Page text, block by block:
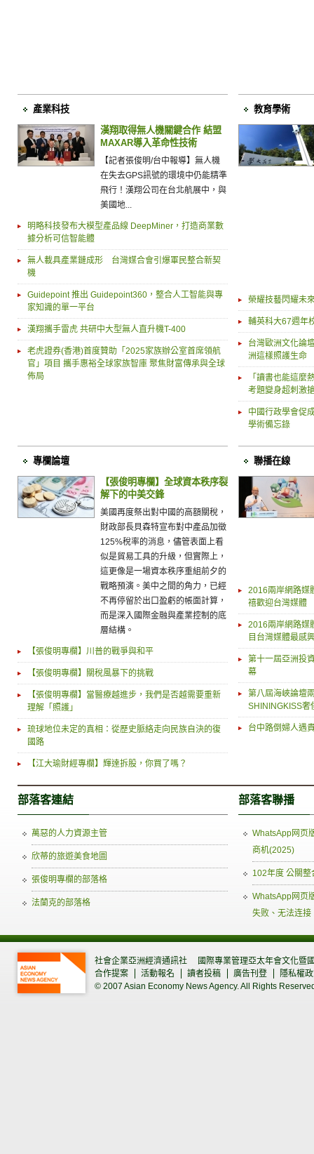
產業科技
漢翔取得無人機關鍵合作 結盟
MAXAR導入革命性技術
【記者張俊明/台中報導】無人機
在失去GPS訊號的環境中仍能精準
飛行！漢翔公司在台北航展中，與
美國地...
明略科技發布大模型產品線 DeepMiner，打造商業數
據分析可信智能體
無人載具產業鏈成形 台灣媒合會引爆軍民整合新契
機
Guidepoint 推出 Guidepoint360，整合人工智能與專
家知識的單一平台
漢翔攜手雷虎 共研中大型無人直升機T-400
老虎證券(香港)首度贊助「2025家族辦公室首席領航
官」項目 攜手惠裕全球家族智庫 聚焦財富傳承與全球
佈局
教育學術
榮耀技藝閃耀未
輔英科大67週年
台灣歐洲文化論
洲這樣照護生命
「讀書也能這麼
考題變身超刺激
中國行政學會促
學術備忘錄
專欄論壇
【張俊明專欄】全球資本秩序裂
解下的中美交鋒
美國再度祭出對中國的高額關稅，
財政部長貝森特宣布對中產品加徵
125%稅率的消息，儘管表面上看
似是貿易工具的升級，但實際上，
這更像是一場資本秩序重組前夕的
戰略預演。美中之間的角力，已經
不再停留於出口盈虧的帳面計算，
而是深入國際金融與產業控制的底
層結構。
【張俊明專欄】川普的戰爭與和平
【張俊明專欄】關稅風暴下的挑戰
【張俊明專欄】當醫療越進步，我們是否越需要重新
理解「照護」
琉球地位未定的真相：從歷史脈絡走向民族自決的復
國路
【江大瑜財經專欄】輝達拆股，你買了嗎？
聯播在線
2016兩岸網路媒
禧歡迎台灣媒體
2016兩岸網路媒
目台灣媒體最感
第十一屆亞洲投
幕
第八屆海峽論壇
SHININGKISS奢
台中路倒婦人遇
部落客連結
萬惡的人力資源主管
欣蒂的旅遊美食地圖
張俊明專欄的部落格
法蘭克的部落格
部落客聯播
WhatsApp网页
商机(2025)
102年度 公關
WhatsApp网页
失败、无法连接
社會企業亞洲經濟通訊社
國際專業管理亞太年會文化暨
合作提案
活動報名 讀者投稿 廣告刊登
隱私權
© 2007 Asian Economy News Agency. All Rights